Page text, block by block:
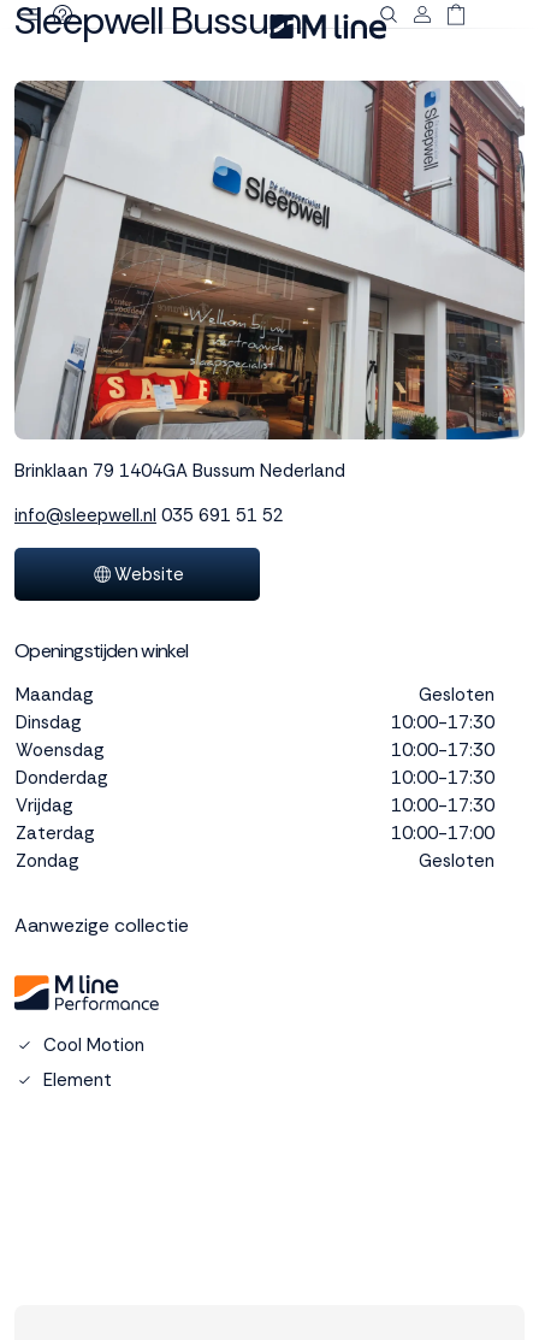
gebruikt
M line plaatst
functionele,
analytische en
marketing cookies.
Dankzij functionele
cookies werkt de
website goed, terwijl
de analytische
cookies ons helpen
verbeteren. Via de
marketing cookies
kunnen we jouw
binnen en buiten
onze website te
legitiem en belangrijk,
anoniem. Meer
weten? Lees
dit overzicht
alle
cookieinstellingen en
lees hier onze privacy
policy
accepteren geef je
cookies. Kies je voor
plaatsen we alleen
functionele en
analytische cookies.
Sleepwell Bussum
Brinklaan 79 1404GA Bussum Nederland
info@sleepwell.nl 035 691 51 52
Website
Openingstijden winkel
Maandag
Gesloten
Dinsdag
10:00-17:30
Woensdag
10:00-17:30
Donderdag
10:00-17:30
Vrijdag
10:00-17:30
Zaterdag
10:00-17:00
Zondag
Gesloten
Aanwezige collectie
Cool Motion
Element